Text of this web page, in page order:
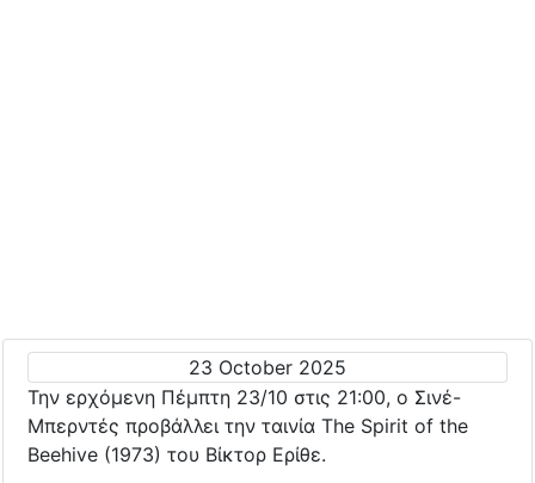
23 October 2025
Την ερχόμενη Πέμπτη 23/10 στις 21:00, ο Σινέ-
Μπερντές προβάλλει την ταινία The Spirit of the
Beehive (1973) του Βίκτορ Ερίθε.